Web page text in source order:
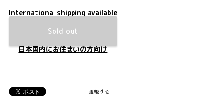
International shipping available
Sold out
日本国内にお住まいの方向け
通報する